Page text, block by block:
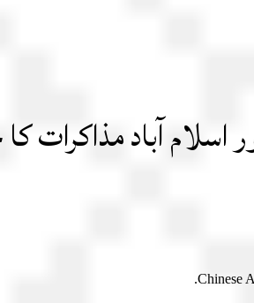
آباد مذاکرات